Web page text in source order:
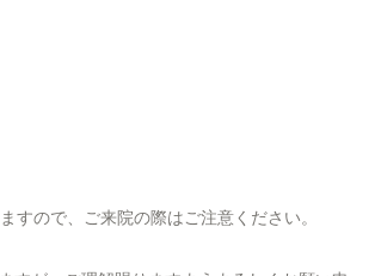
すので、ご来院の際はご注意ください。